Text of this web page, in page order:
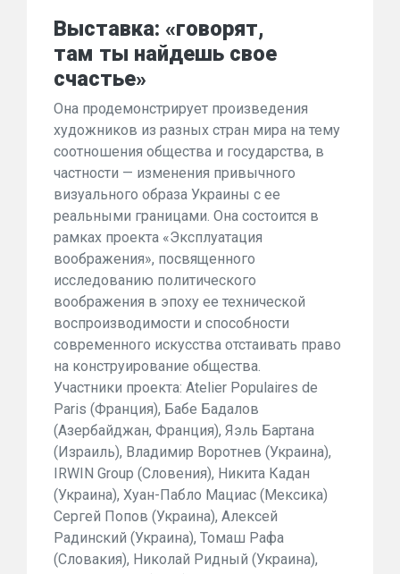
Выставка: «говорят,
там ты найдешь свое
счастье»
Она продемонстрирует произведения
художников из разных стран мира на тему
соотношения общества и государства, в
частности — изменения привычного
визуального образа Украины с ее
реальными границами. Она состоится в
рамках проекта «Эксплуатация
воображения», посвященного
исследованию политического
воображения в эпоху ее технической
воспроизводимости и способности
современного искусства отстаивать право
на конструирование общества.
Участники проекта: Atelier Populaires de
Paris (Франция), Бабе Бадалов
(Азербайджан, Франция), Яэль Бартана
(Израиль), Владимир Воротнев (Украина),
IRWIN Group (Словения), Никита Кадан
(Украина), Хуан-Пабло Мациас (Мексика)
Сергей Попов (Украина), Алексей
Радинский (Украина), Томаш Рафа
(Словакия), Николай Ридный (Украина),